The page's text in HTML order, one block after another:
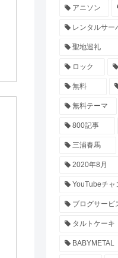
アニソン
レンタルサー
聖地巡礼
ロック
無料
無料テーマ
800記事
三浦春馬
2020年8月
YouTubeチャ
ブログサービ
タルトケーキ
BABYMETAL